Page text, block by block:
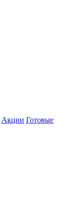
Акции Готовые